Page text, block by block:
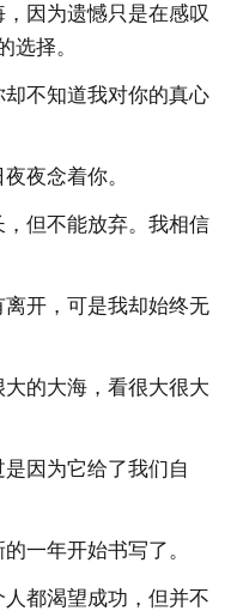
因为遗憾只是在感叹
选择。
不知道我对你的真心
夜念着你。
但不能放弃。我相信
开，可是我却始终无
的大海，看很大很大
因为它给了我们自
一年开始书写了。
都渴望成功，但并不